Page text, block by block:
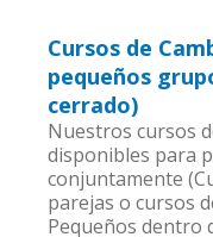
Cursos de
pequeños
cerrado)
Nuestros cursos
disponibles para
conjuntamente
parejas o cursos
Pequeños dentro